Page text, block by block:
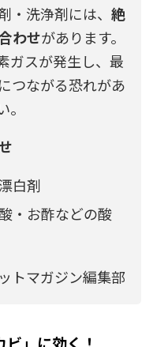
洗浄剤には、 絶
わせがあります。
ガスが発生し、最
つながる恐れがあ
白剤
・お酢などの酸
トマガジン編集部